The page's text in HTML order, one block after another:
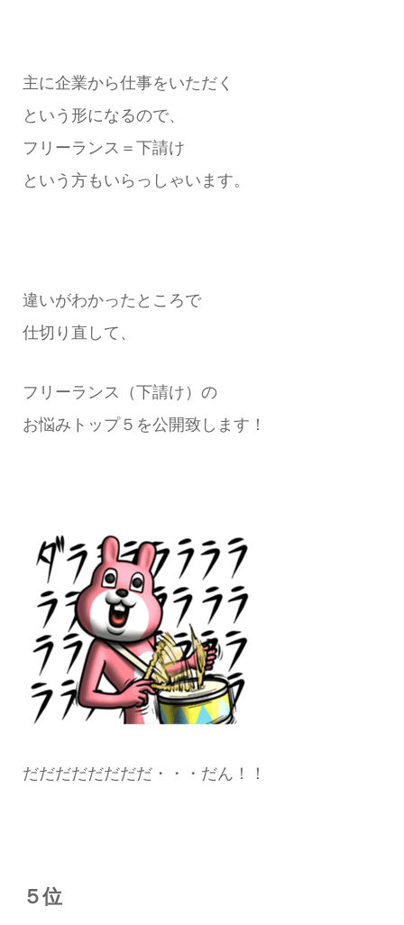
主に企業から仕事をいただく
という形になるので、
フリーランス＝下請け
という方もいらっしゃいます。
違いがわかったところで
仕切り直して、
フリーランス（下請け）の
お悩みトップ５を公開致します！
だだだだだだだだ・・・だん！！
５位